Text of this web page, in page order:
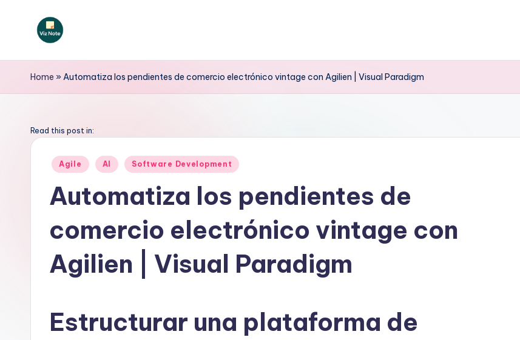
V
iz
o
is
Home »Automatiza los pendientes de comercio electrónico vintage con Agilien | Visual Paradigm
Read this post in:
Publicado
Agile AI Software Development
Automatiza los pendientes de
comercio electrónico vintage con
Agilien | Visual Paradigm
Estructurar una plataforma de